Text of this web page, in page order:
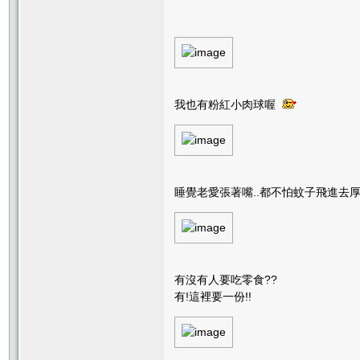
我也有粉紅小肉球喔
睡覺老愛張著嘴..都不怕蚊子飛進去
有沒有人要吃零食??
有!這裡要一份!!